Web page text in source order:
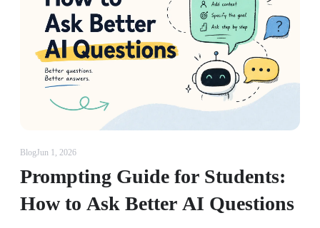
BlogJun 1, 2026
Prompting Guide for Students:
How to Ask Better AI Questions